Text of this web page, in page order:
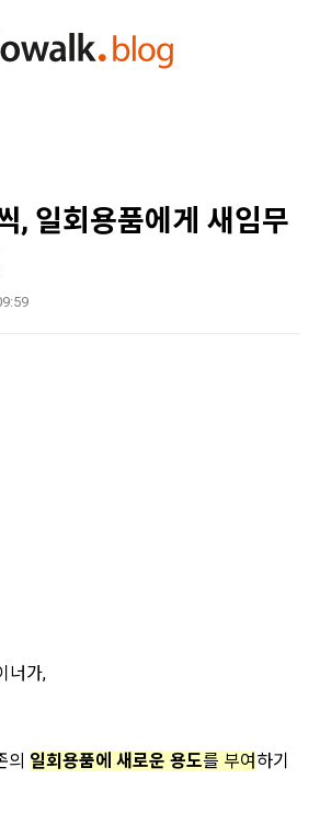
, 일회용품에게 새임무
너가,
의 일회용품에 새로운 용도를 부여 하기